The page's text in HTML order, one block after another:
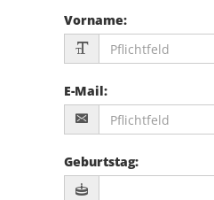
Vorname:
E-Mail:
Geburtstag: